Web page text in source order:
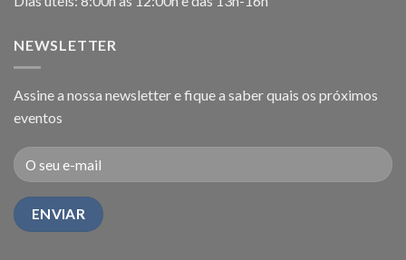
NEWSLETTER
Assine a nossa newsletter e fique a saber quais os próximos
eventos